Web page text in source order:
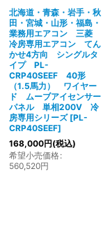
北海道・青森・岩手・秋
田・宮城・山形・福島・
業務用エアコン 三菱
冷房専用エアコン てん
かせ4方向 シングルタ
イプ PL-
CRP40SEEF 40形
（1.5馬力） ワイヤー
ド ムーブアイセンサー
パネル 単相200V 冷
房専用シリーズ [PL-
CRP40SEEF]
168,000円(税込)
希望小売価格:
560,520円